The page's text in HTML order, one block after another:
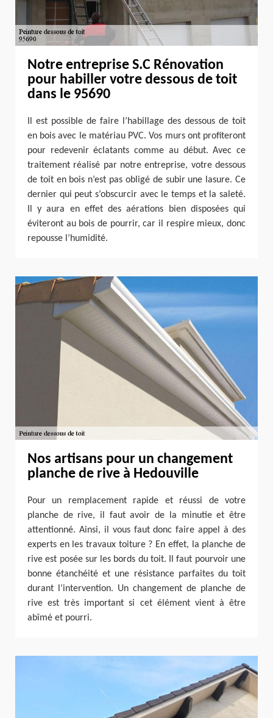
Notre entreprise S.C Rénovation
pour habiller votre dessous de toit
dans le 95690
Il est possible de faire l’habillage des dessous de toit
en bois avec le matériau PVC. Vos murs ont profiteront
pour redevenir éclatants comme au début. Avec ce
traitement réalisé par notre entreprise, votre dessous
de toit en bois n’est pas obligé de subir une lasure. Ce
dernier qui peut s’obscurcir avec le temps et la saleté.
Il y aura en effet des aérations bien disposées qui
éviteront au bois de pourrir, car il respire mieux, donc
repousse l’humidité.
Nos artisans pour un changement
planche de rive à Hedouville
Pour un remplacement rapide et réussi de votre
planche de rive, il faut avoir de la minutie et être
attentionné. Ainsi, il vous faut donc faire appel à des
experts en les travaux toiture ? En effet, la planche de
rive est posée sur les bords du toit. Il faut pourvoir une
bonne étanchéité et une résistance parfaites du toit
durant l’intervention. Un changement de planche de
rive est très important si cet élément vient à être
abîmé et pourri.